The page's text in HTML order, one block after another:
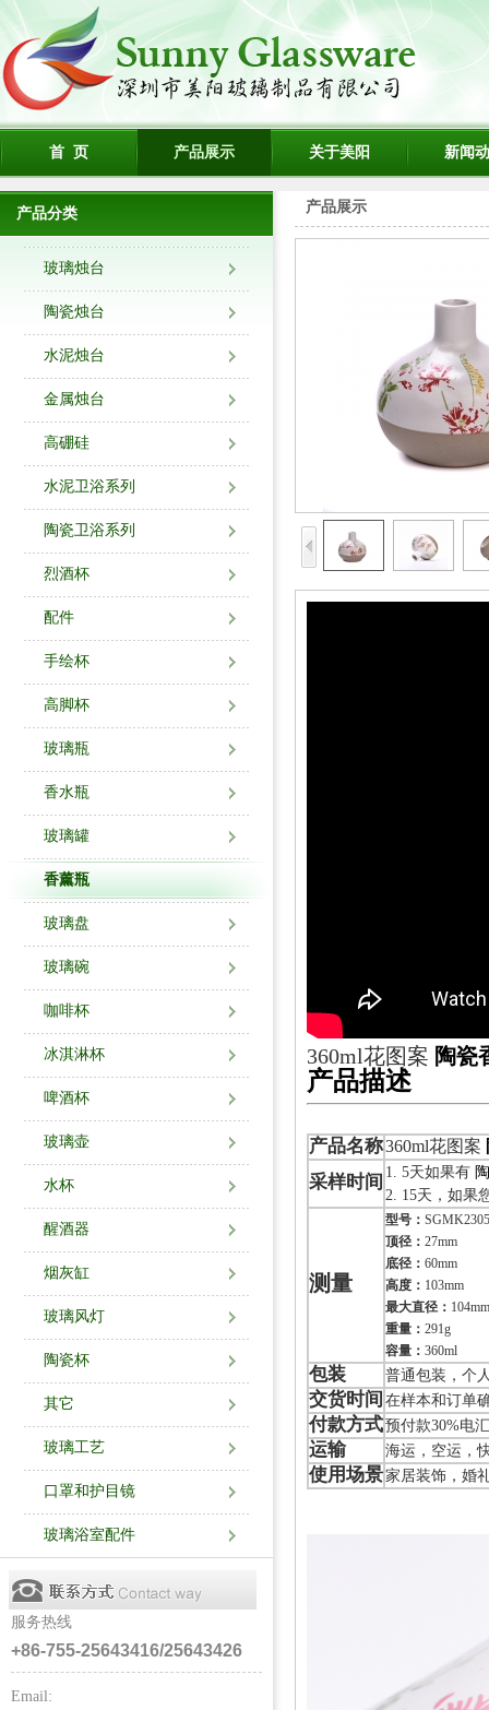
首 页 产品展示 关于美阳 新闻
产品分类
玻璃烛台
陶瓷烛台
水泥烛台
金属烛台
高硼硅
水泥卫浴系列
陶瓷卫浴系列
烈酒杯
配件
手绘杯
高脚杯
玻璃瓶
香水瓶
玻璃罐
香薰瓶
玻璃盘
玻璃碗
咖啡杯
冰淇淋杯
啤酒杯
玻璃壶
水杯
醒酒器
烟灰缸
玻璃风灯
陶瓷杯
其它
玻璃工艺
口罩和护目镜
玻璃浴室配件
服务热线
+86-755-25643416/25643426
Email:
产品展示
360ml花图案 陶瓷
产品描述
产品名称360ml花图案
采样时间 1. 5天如果有
2. 15天，如果
测量
型号：
顶径： 27mm
底径： 60mm
高度： 103mm
最大直径： 104mm
重量： 291g
容量： 360ml
包装 普通包装，个
交货时间 在样本和订单
付款方式预付款30%电
运输 海运，空运，
使用场景家居装饰，婚